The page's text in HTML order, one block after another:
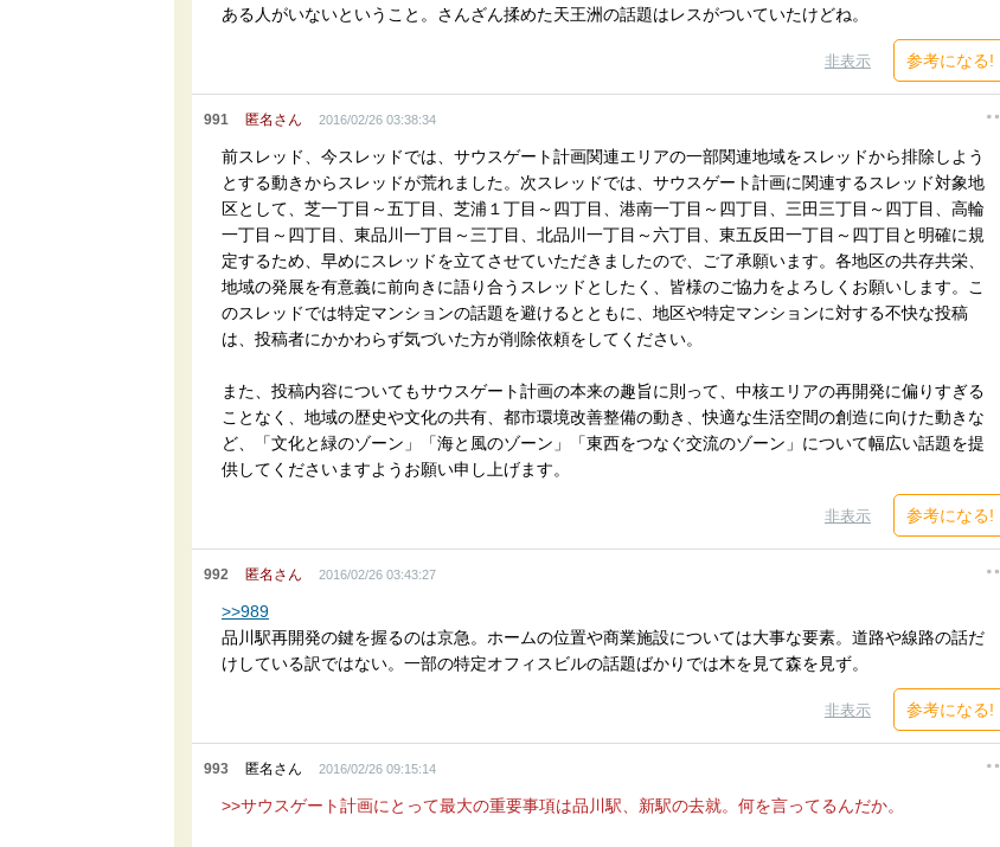
ある人がいないということ。さんざん揉めた天王洲の話題はレスがついていたけどね。
非表示 参考になる!
991 匿名さん 2016/02/26 03:38:34
前スレッド、今スレッドでは、サウスゲート計画関連エリアの一部関連地域をスレッドから排除しよう
とする動きからスレッドが荒れました。次スレッドでは、サウスゲート計画に関連するスレッド対象地
区として、芝一丁目～五丁目、芝浦１丁目～四丁目、港南一丁目～四丁目、三田三丁目～四丁目、高輪
一丁目～四丁目、東品川一丁目～三丁目、北品川一丁目～六丁目、東五反田一丁目～四丁目と明確に規
定するため、早めにスレッドを立てさせていただきましたので、ご了承願います。各地区の共存共栄、
地域の発展を有意義に前向きに語り合うスレッドとしたく、皆様のご協力をよろしくお願いします。こ
のスレッドでは特定マンションの話題を避けるとともに、地区や特定マンションに対する不快な投稿
は、投稿者にかかわらず気づいた方が削除依頼をしてください。
また、投稿内容についてもサウスゲート計画の本来の趣旨に則って、中核エリアの再開発に偏りすぎる
ことなく、地域の歴史や文化の共有、都市環境改善整備の動き、快適な生活空間の創造に向けた動きな
ど、「文化と緑のゾーン」「海と風のゾーン」「東西をつなぐ交流のゾーン」について幅広い話題を提
供してくださいますようお願い申し上げます。
非表示 参考になる!
992 匿名さん 2016/02/26 03:43:27
>>989
品川駅再開発の鍵を握るのは京急。ホームの位置や商業施設については大事な要素。道路や線路の話だ
けしている訳ではない。一部の特定オフィスビルの話題ばかりでは木を見て森を見ず。
非表示 参考になる!
993 匿名さん 2016/02/26 09:15:14
>>サウスゲート計画にとって最大の重要事項は品川駅、新駅の去就。何を言ってるんだか。